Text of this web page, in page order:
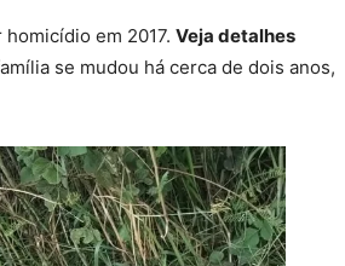
em 2017. Veja detalhes
se mudou há cerca de dois anos,